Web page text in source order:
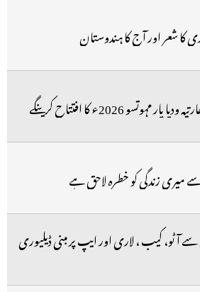
کا شعر اور آج کا ہندوستان
مہوتسو 2026ء کا افتتاح کرینگے
میری زندگی کو خطرہ لاحق ہے
سے آٹو، کیب ، لاری اور ایپ پر مبنی ڈیلیوری